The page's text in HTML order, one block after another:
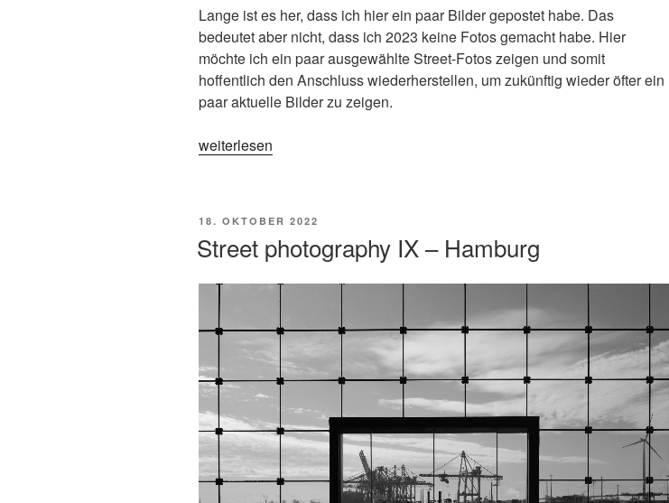
Lange ist es her, dass ich hier ein paar Bilder gepostet habe. Das
bedeutet aber nicht, dass ich 2023 keine Fotos gemacht habe. Hier
möchte ich ein paar ausgewählte Street-Fotos zeigen und somit
hoffentlich den Anschluss wiederherstellen, um zukünftig wieder öfter ein
paar aktuelle Bilder zu zeigen.
„Street
2023“
weiterlesen
VERÖFFENTLICHT
18. OKTOBER 2022
Street photography IX – Hamburg